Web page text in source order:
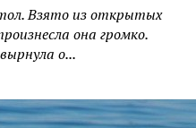
Взято из открытых
она громко.
о...